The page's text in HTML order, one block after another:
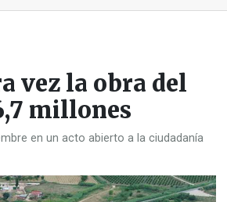
vez la obra del
millones
en un acto abierto a la ciudadanía